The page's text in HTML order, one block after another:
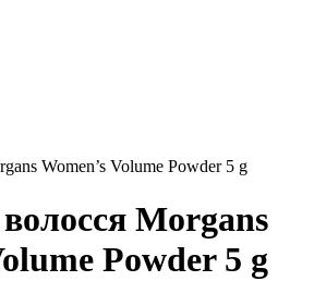
Women’s Volume Powder 5 g
Morgans
Powder 5 g